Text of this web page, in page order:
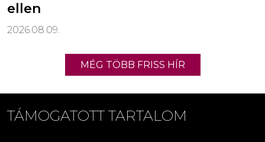
ellen
2026.08.09.
MÉG TÖBB FRISS HÍR
TÁMOGATOTT TARTALOM